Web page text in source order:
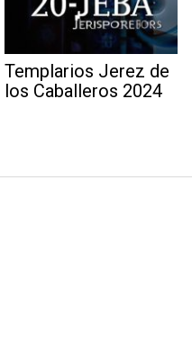
Templarios Jerez de
los Caballeros 2024